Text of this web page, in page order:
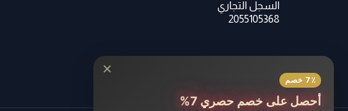
✕
7٪ خصم
أحصل على خصم حصري 7%